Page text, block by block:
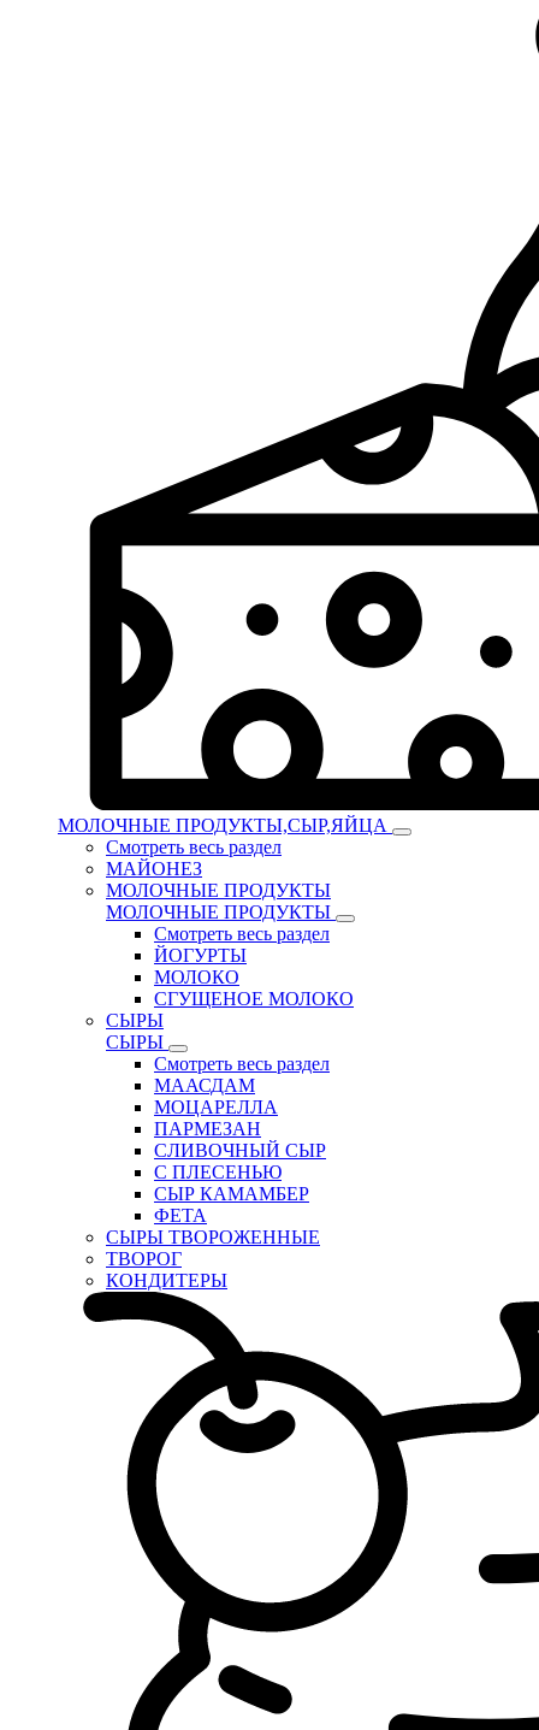
МОЛОЧНЫЕ ПРОДУКТЫ,СЫР,ЯЙЦА
Смотреть весь раздел
МАЙОНЕЗ
МОЛОЧНЫЕ ПРОДУКТЫ
МОЛОЧНЫЕ ПРОДУКТЫ
Смотреть весь раздел
ЙОГУРТЫ
МОЛОКО
СГУЩЕНОЕ МОЛОКО
СЫРЫ
СЫРЫ
Смотреть весь раздел
МААСДАМ
МОЦАРЕЛЛА
ПАРМЕЗАН
СЛИВОЧНЫЙ СЫР
С ПЛЕСЕНЬЮ
СЫР КАМАМБЕР
ФЕТА
СЫРЫ ТВОРОЖЕННЫЕ
ТВОРОГ
КОНДИТЕРЫ